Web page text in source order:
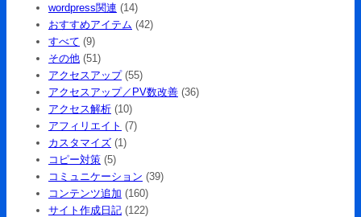
wordpress関連 (14)
おすすめアイテム (42)
すべて (9)
その他 (51)
アクセスアップ(55)
アクセスアップ／PV数改善 (36)
アクセス解析 (10)
アフィリエイト (7)
カスタマイズ (1)
コピー対策 (5)
コミュニケーション (39)
コンテンツ追加 (160)
サイト作成日記 (122)